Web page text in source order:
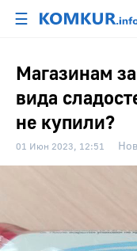
☰
Магазинам
вида
не купили?
01 Июн 2023, 12:51